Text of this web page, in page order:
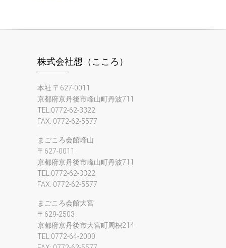
株式会社想（こころ）
本社 〒627-0011
京都府京丹後市峰山町丹波711
TEL:0772-62-3322
FAX: 0772-62-5577
まごころ会館峰山
〒627-0011
京都府京丹後市峰山町丹波711
TEL:0772-62-3322
FAX: 0772-62-5577
まごころ会館大宮
〒629-2503
京都府京丹後市大宮町周枳214
TEL:0772-64-2000